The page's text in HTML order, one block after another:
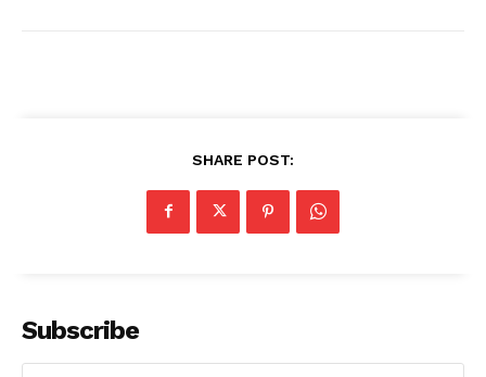
SHARE POST:
Subscribe